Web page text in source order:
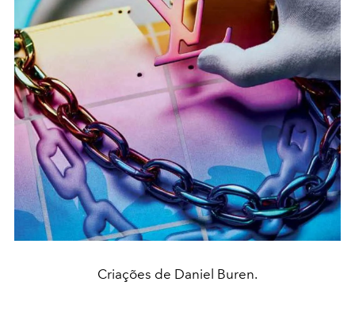
Criações de Daniel Buren.